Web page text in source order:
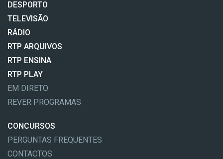
DESPORTO
TELEVISÃO
RÁDIO
RTP ARQUIVOS
RTP ENSINA
RTP PLAY
EM DIRETO
REVER PROGRAMAS
CONCURSOS
PERGUNTAS FREQUENTES
CONTACTOS